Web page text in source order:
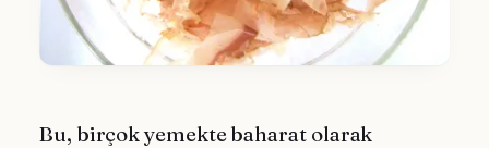
Bu, birçok yemekte baharat olarak